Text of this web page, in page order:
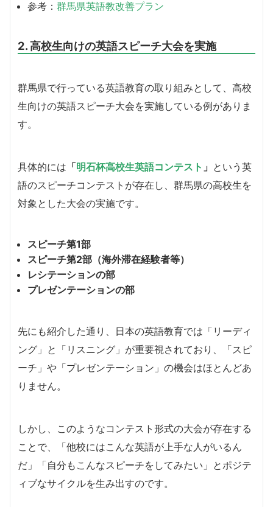
参考： 群馬県英語教改善プラン
2. 高校生向けの英語スピーチ大会を実施
群馬県で行っている英語教育の取り組みとして、高校
生向けの英語スピーチ大会を実施している例がありま
す。
具体的には 「明石杯高校生英語コンテスト 」 という英
語のスピーチコンテストが存在し、群馬県の高校生を
対象とした大会の実施です。
スピーチ第1部
スピーチ第2部（海外滞在経験者等）
レシテーションの部
プレゼンテーションの部
先にも紹介した通り、日本の英語教育では「リーディ
ング」と「リスニング」が重要視されており、「スピ
ーチ」や「プレゼンテーション」の機会はほとんどあ
りません。
しかし、このようなコンテスト形式の大会が存在する
ことで、「他校にはこんな英語が上手な人がいるん
だ」「自分もこんなスピーチをしてみたい」とポジテ
ィブなサイクルを生み出すのです。